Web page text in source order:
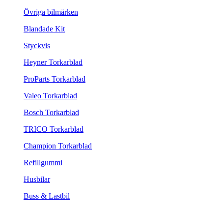
Övriga bilmärken
Blandade Kit
Styckvis
Heyner Torkarblad
ProParts Torkarblad
Valeo Torkarblad
Bosch Torkarblad
TRICO Torkarblad
Champion Torkarblad
Refillgummi
Husbilar
Buss & Lastbil